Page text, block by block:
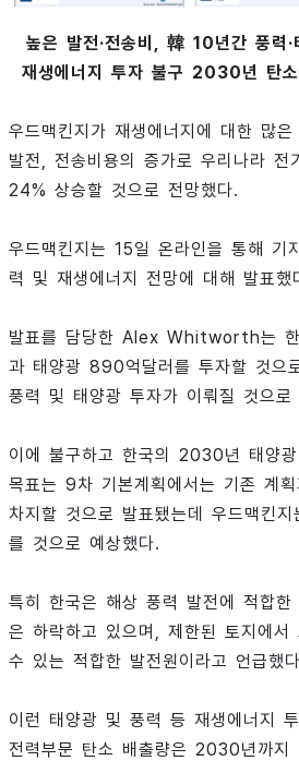
높은 발전·전송비, 韓 10년간 풍력
재생에너지 투자 불구 2030년 탄
우드맥킨지가 재생에너지에 대한 많
발전, 전송비용의 증가로 우리나라 전
24% 상승할 것으로 전망했다.
우드맥킨지는 15일 온라인을 통해 기
력 및 재생에너지 전망에 대해 발표했
발표를 담당한 Alex Whitworth는
과 태양광 890억달러를 투자할 것으
풍력 및 태양광 투자가 이뤄질 것으로
이에 불구하고 한국의 2030년 태양
목표는 9차 기본계획에서는 기존 계
차지할 것으로 발표됐는데 우드맥킨
를 것으로 예상했다.
특히 한국은 해상 풍력 발전에 적합
은 하락하고 있으며, 제한된 토지에서
수 있는 적합한 발전원이라고 언급했
이런 태양광 및 풍력 등 재생에너지
전력부문 탄소 배출량은 2030년까지